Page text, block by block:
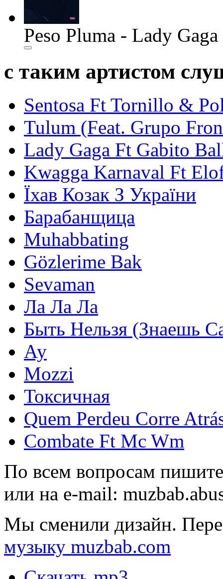
Peso Pluma - Lady
с таким артистом
Sentosa Ft Tornillo &
Tulum (Feat. Grupo
Lady Gaga Ft Gabito
Kwagga Karnaval Ft
Їхав Козак З України
Барабанщица
Muhabbating
Gözlerime Bak
Sevaman
Ла Ла Ла
Быть Нельзя (Знаешь
Ау
Mozzi
Токсичная
Quem Perdeu Corre
Combate Ft Mc Wm
По всем вопросам
или на e-mail:
Мы сменили дизайн.
музыку muzbab.com